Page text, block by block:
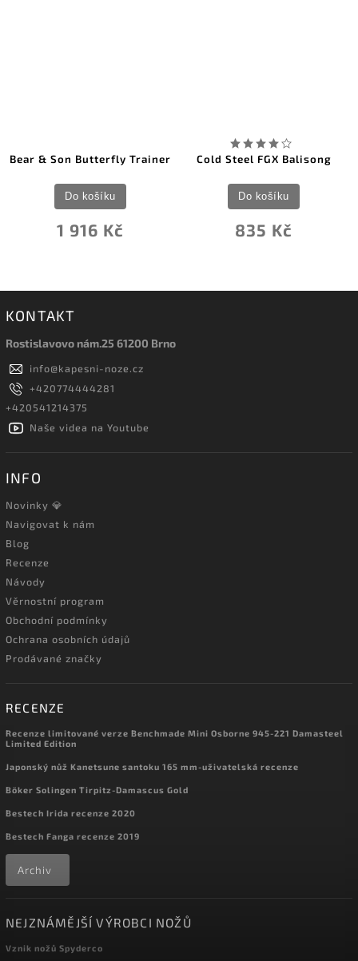
Bear & Son Butterfly Trainer
1 916 Kč
Do košíku
Cold Steel FGX Balisong
835 Kč
Do košíku
KONTAKT
Rostislavovo nám.25 61200 Brno
info@kapesni-noze.cz
+420774444281
+420541214375
Naše videa na Youtube
INFO
Novinky 💎
Navigovat k nám
Blog
Recenze
Návody
Věrnostní program
Obchodní podmínky
Ochrana osobních údajů
Prodávané značky
RECENZE
Recenze limitované verze Benchmade Mini Osborne 945-221 Damasteel
Limited Edition
Japonský nůž Kanetsune santoku 165 mm-uživatelská recenze
Böker Solingen Tirpitz-Damascus Gold
Bestech Irida recenze 2020
Bestech Fanga recenze 2019
Archiv
NEJZNÁMĚJŠÍ VÝROBCI NOŽŮ
Vznik nožů Spyderco